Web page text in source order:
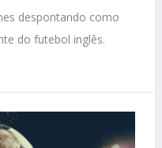
despontando como
do futebol inglês.